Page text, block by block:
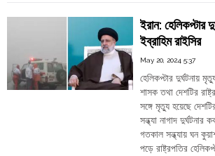
ইরান: হেলিকপ্টার
ইব্রাহিম রাইসির
May 20, 2024 5:37
হেলিকপ্টার দুর্ঘটনায়
শাসক তথা দেশটির
সঙ্গে মৃত্যু হয়েছে
সন্ধ্যা নাগাদ দুর্ঘটনার
গতকাল সন্ধ্যায় ঘন
পড়ে রাষ্ট্রপতির